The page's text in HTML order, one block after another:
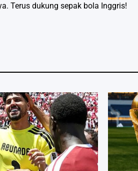
Terus dukung sepak bola Inggris!